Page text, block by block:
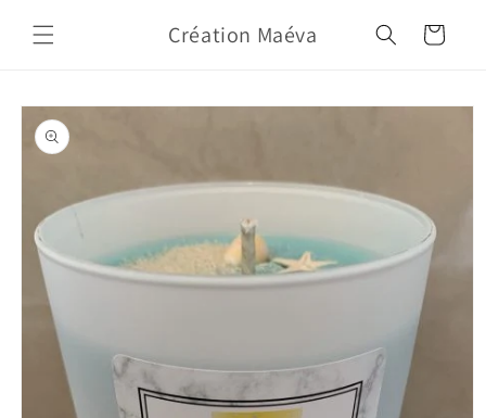
content
Création Maéva Cart
Skip to
product
information